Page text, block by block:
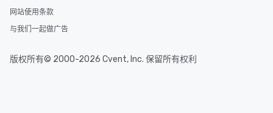
网站使用条款
与我们一起做广告
版权所有© 2000-2026 Cvent, Inc. 保留所有权利